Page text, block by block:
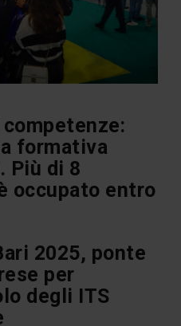
formativa
Più di 8
occupato entro
2025, ponte
per
degli ITS